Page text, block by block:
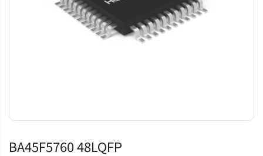
BA45F5760 48LQFP